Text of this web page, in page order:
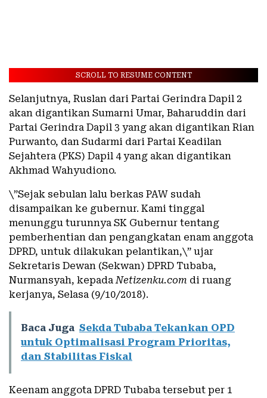
SCROLL TO RESUME CONTENT
Selanjutnya, Ruslan dari Partai Gerindra Dapil 2
akan digantikan Sumarni Umar, Baharuddin dari
Partai Gerindra Dapil 3 yang akan digantikan Rian
Purwanto, dan Sudarmi dari Partai Keadilan
Sejahtera (PKS) Dapil 4 yang akan digantikan
Akhmad Wahyudiono.
\”Sejak sebulan lalu berkas PAW sudah
disampaikan ke gubernur. Kami tinggal
menunggu turunnya SK Gubernur tentang
pemberhentian dan pengangkatan enam anggota
DPRD, untuk dilakukan pelantikan,\” ujar
Sekretaris Dewan (Sekwan) DPRD Tubaba,
Nurmansyah, kepadaNetizenku.com di ruang
kerjanya, Selasa (9/10/2018).
Baca Juga Sekda Tubaba Tekankan OPD
untuk Optimalisasi Program Prioritas,
dan Stabilitas Fiskal
Keenam anggota DPRD Tubaba tersebut per 1